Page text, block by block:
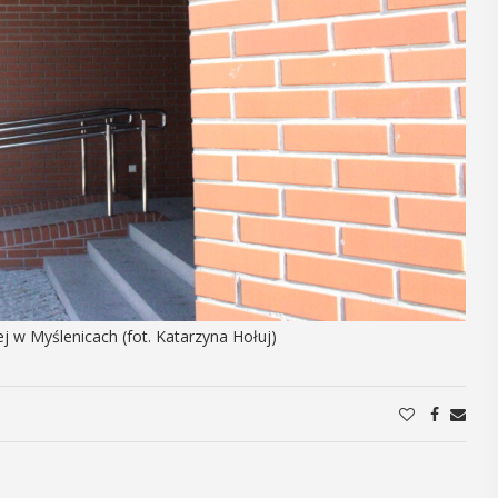
w Myślenicach (fot. Katarzyna Hołuj)
edycję
14
CZERWIEC
Cały dzień
„Oddaj krew-
Uratuj życie”
W niedzielę 14 czerwca na plaży
trawiastej na myślenickim Zarabiu
odbędzie się druga edycja wydarzenia
pożarniczych. Organizatorami ...